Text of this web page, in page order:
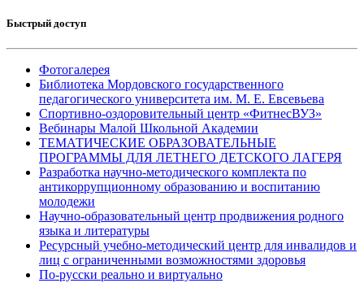
Быстрый доступ
Фотогалерея
Библиотека Мордовского государственного
педагогического университета им. М. Е. Евсевьева
Спортивно-оздоровительный центр «ФитнесВУЗ»
Вебинары Малой Школьной Академии
ТЕМАТИЧЕСКИЕ ОБРАЗОВАТЕЛЬНЫЕ
ПРОГРАММЫ ДЛЯ ЛЕТНЕГО ДЕТСКОГО ЛАГЕРЯ
Разработка научно-методического комплекта по
антикоррупционному образованию и воспитанию
молодежи
Научно-образовательный центр продвижения родного
языка и литературы
Ресурсный учебно-методический центр для инвалидов и
лиц с ограниченными возможностями здоровья
По-русски реально и виртуально